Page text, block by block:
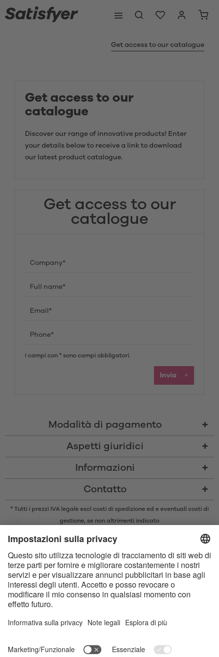
Get access to our catalogue
Get access to our
catalogue
Discover our range of innovative products! Enter
your details below to receive a link to download
our latest product catalogue.
Get access to our
catalogue
I campi con * sono campi obbligatori.
Invia
Modalità di pagamento
Aspetti giuridici
Informazioni
Contatto
* Tutti i prezzi IVA legale escl costi di spedizione ed e eventuali costi di
gestione, se non altrimenti indicato
Bluetooth SIG, Inc. e qualsiasi utilizzo di tali marchi da parte di Satisfyer
GmbH è concesso in licenza.
Apple, il logo Apple e Apple Watch sono marchi di Apple Inc. Google Play
e il logo Google Play sono marchi di Google LLC.